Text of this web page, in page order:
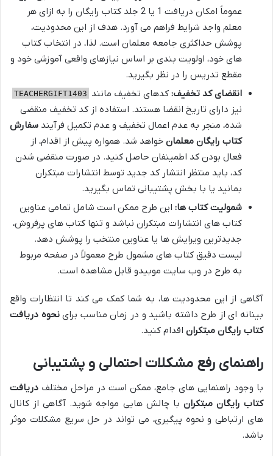
عموماً امکان دریافت 1 یا 2 جلد کتاب رایگان را به ازای هر
معلم واجد شرایط فراهم می آورد. هدف از این محدودیت،
پوشش حداکثری جامعه معلمان است. لذا، در انتخاب کتاب
های خود، اولویت بندی بر اساس نیازهای واقعی آموزشی خود و
مقطع تدریس را در نظر بگیرید.
انقضای کد تخفیف: کدهای تخفیف مانند TEACHERGIFT1403
نیز دارای تاریخ انقضا هستند. استفاده از کد تخفیف منقضی
شده، منجر به عدم اعمال تخفیف و عدم تکمیل فرآیند سفارش
کتاب رایگان معلمان خواهد شد. همواره پیش از اقدام، از
فعال بودن کد اطمینفان حاصل کنید. در صورت منقضی شدن
کد، باید منتظر انتشار کد جدید توسط انتشارات مبتکران
بمانید یا با بخش پشتیبانی تماس بگیرید.
شمولیت کتاب ها: این طرح ممکن است شامل تمامی عناوین
کتاب های انتشارات مبتکران نباشد و تنها کتاب های پرفروش،
جدیدترین ویرایش ها یا عناوین منتخب را پوشش دهد.
لیست دقیق کتاب های مشمول طرح معمولاً در صفحه مربوط
به طرح در وب سایت موبیدو قابل مشاهده است.
آگاهی از این محدودیت ها، به شما کمک می کند تا انتظارات واقع
بینانه ای از طرح داشته باشید و در زمان مناسب براینحوه دریافت
کتاب رایگان مبتکران اقدام کنید.
راهنمای رفع مشکلات احتمالی و پشتیبانی
با وجود راهنمایی های جامع، ممکن است در مراحل مختلف دریافت
کتاب رایگان مبتکران با چالش هایی مواجه شوید. آگاهی از کانال
های ارتباطی و نحوه پیگیری، می تواند در حل سریع مشکلات موثر
باشد.